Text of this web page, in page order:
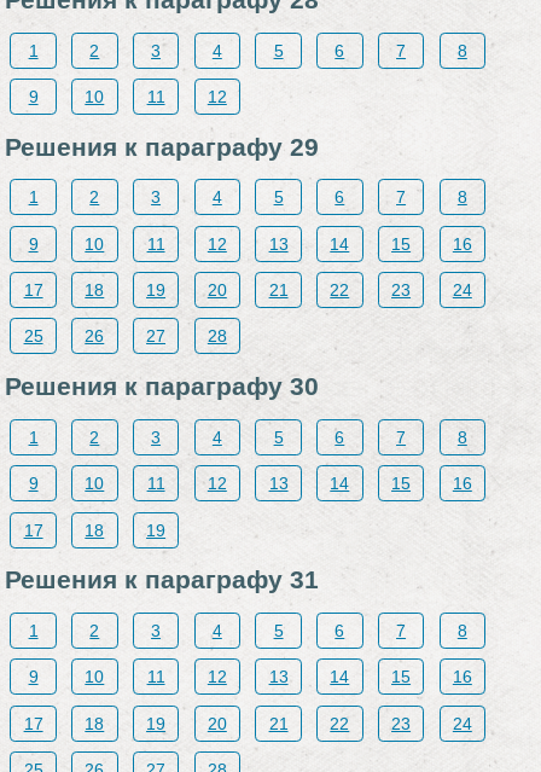
1 2 3 4 5 6 7 8
9 10 11 12
Решения к параграфу 29
1 2 3 4 5 6 7 8
9 10 11 12 13 14 15 16
17 18 19 20 21 22 23 24
25 26 27 28
Решения к параграфу 30
1 2 3 4 5 6 7 8
9 10 11 12 13 14 15 16
17 18 19
Решения к параграфу 31
1 2 3 4 5 6 7 8
9 10 11 12 13 14 15 16
17 18 19 20 21 22 23 24